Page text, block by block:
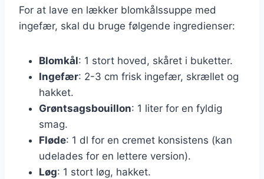
For at lave en lækker blomkålssuppe med
ingefær, skal du bruge følgende ingredienser:
Blomkål: 1 stort hoved, skåret i buketter.
Ingefær: 2-3 cm frisk ingefær, skrællet og
hakket.
Grøntsagsbouillon: 1 liter for en fyldig
smag.
Fløde: 1 dl for en cremet konsistens (kan
udelades for en lettere version).
Løg: 1 stort løg, hakket.